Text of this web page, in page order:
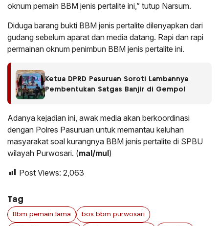
oknum pemain BBM jenis pertalite ini,” tutup Narsum.
Diduga barang bukti BBM jenis pertalite dilenyapkan dari
gudang sebelum aparat dan media datang. Rapi dan rapi
permainan oknum penimbun BBM jenis pertalite ini.
Ketua DPRD Pasuruan Soroti Lambannya
Pembentukan Satgas Banjir di Gempol
Adanya kejadian ini, awak media akan berkoordinasi
dengan Polres Pasuruan untuk memantau keluhan
masyarakat soal kurangnya BBM jenis pertalite di SPBU
wilayah Purwosari. (mal/mul)
Post Views: 2,063
Tag
Bbm pemain lama bos bbm purwosari